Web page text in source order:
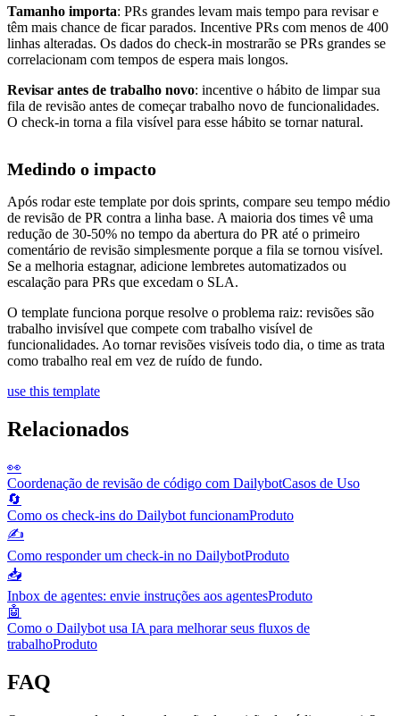
Tamanho importa: PRs grandes levam mais tempo para revisar e
têm mais chance de ficar parados. Incentive PRs com menos de 400
linhas alteradas. Os dados do check-in mostrarão se PRs grandes se
correlacionam com tempos de espera mais longos.
Revisar antes de trabalho novo: incentive o hábito de limpar sua
fila de revisão antes de começar trabalho novo de funcionalidades.
O check-in torna a fila visível para esse hábito se tornar natural.
Medindo o impacto
Após rodar este template por dois sprints, compare seu tempo médio
de revisão de PR contra a linha base. A maioria dos times vê uma
redução de 30-50% no tempo da abertura do PR até o primeiro
comentário de revisão simplesmente porque a fila se tornou visível.
Se a melhoria estagnar, adicione lembretes automatizados ou
escalação para PRs que excedam o SLA.
O template funciona porque resolve o problema raiz: revisões são
trabalho invisível que compete com trabalho visível de
funcionalidades. Ao tornar revisões visíveis todo dia, o time as trata
como trabalho real em vez de ruído de fundo.
use this template
Relacionados
👀
Coordenação de revisão de código com DailybotCasos de Uso
🔄
Como os check-ins do Dailybot funcionamProduto
✍️
Como responder um check-in no DailybotProduto
📥
Inbox de agentes: envie instruções aos agentesProduto
🤖
Como o Dailybot usa IA para melhorar seus fluxos de
trabalhoProduto
FAQ